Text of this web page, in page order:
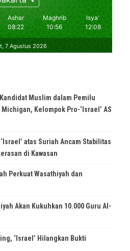
Muslim dalam Pemilu
Kelompok Pro-‘Israel’ AS
atas Suriah Ancam Stabilitas
di Kawasan
Perkuat Wasathiyah dan
Akan Kukuhkan 10.000 Guru Al-
‘Israel’ Hilangkan Bukti